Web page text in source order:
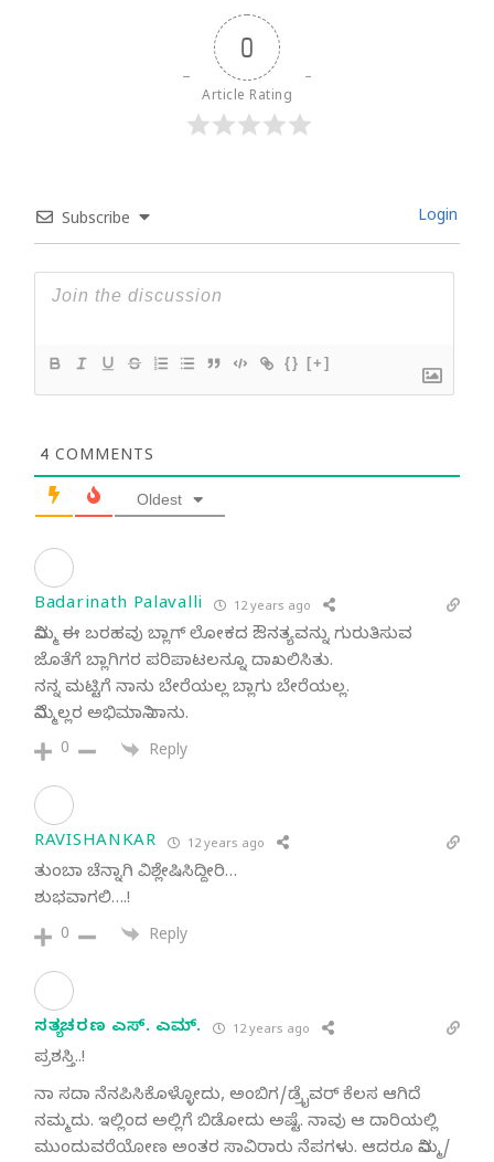
0
Article Rating
Subscribe Login
{} [+]
4 COMMENTS
Oldest
Badarinath Palavalli 12 years ago
ನಿಮ್ಮ ಈ ಬರಹವು ಬ್ಲಾಗ್ ಲೋಕದ ಔನತ್ಯವನ್ನು ಗುರುತಿಸುವ
ಜೊತೆಗೆ ಬ್ಲಾಗಿಗರ ಪರಿಪಾಟಲನ್ನೂ ದಾಖಲಿಸಿತು.
ನನ್ನ ಮಟ್ಟಿಗೆ ನಾನು ಬೇರೆಯಲ್ಲ ಬ್ಲಾಗು ಬೇರೆಯಲ್ಲ.
ನಿಮ್ಮೆಲ್ಲರ ಅಭಿಮಾನಿ ನಾನು.
0 Reply
RAVISHANKAR 12 years ago
ತುಂಬಾ ಚೆನ್ನಾಗಿ ವಿಶ್ಲೇಷಿಸಿದ್ದೀರಿ…
ಶುಭವಾಗಲಿ….!
0 Reply
ಸತ್ಯಚರಣ ಎಸ್. ಎಮ್. 12 years ago
ಪ್ರಶಸ್ತಿ..!
ನಾ ಸದಾ ನೆನಪಿಸಿಕೊಳ್ಳೋದು, ಅಂಬಿಗ/ಡ್ರೈವರ್ ಕೆಲಸ ಆಗಿದೆ
ನಮ್ಮದು. ಇಲ್ಲಿಂದ ಅಲ್ಲಿಗೆ ಬಿಡೋದು ಅಷ್ಟೆ. ನಾವು ಆ ದಾರಿಯಲ್ಲಿ
ಮುಂದುವರೆಯೋಣ ಅಂತರ ಸಾವಿರಾರು ನೆಪಗಳು. ಆದರೂ ನಿಮ್ಮ/